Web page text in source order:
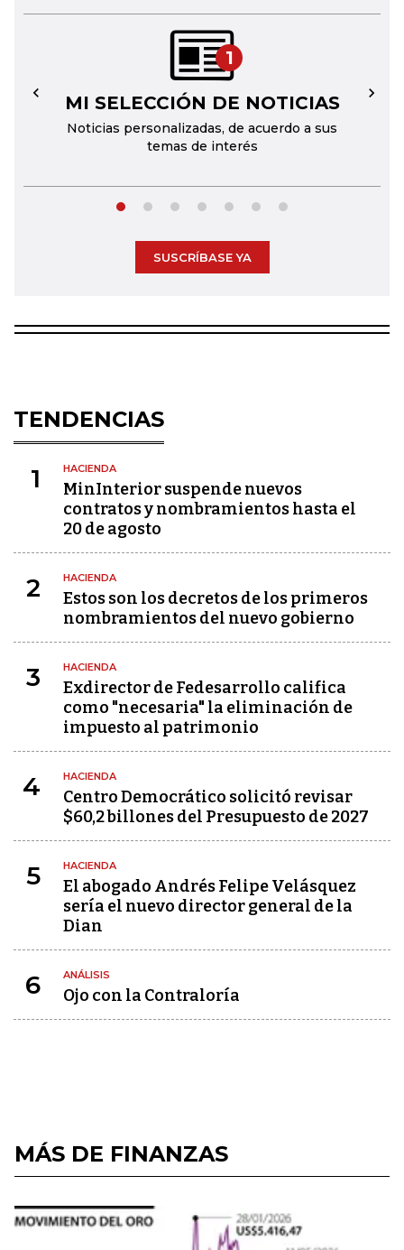
1
MI SELECCIÓN DE NOTICIAS
Noticias personalizadas, de acuerdo a sus
temas de interés
← →
SUSCRÍBASE YA
TENDENCIAS
1 HACIENDA
MinInterior suspende nuevos
contratos y nombramientos hasta el
20 de agosto
2 HACIENDA
Estos son los decretos de los primeros
nombramientos del nuevo gobierno
3 HACIENDA
Exdirector de Fedesarrollo califica
como "necesaria" la eliminación de
impuesto al patrimonio
4 HACIENDA
Centro Democrático solicitó revisar
$60,2 billones del Presupuesto de 2027
5 HACIENDA
El abogado Andrés Felipe Velásquez
sería el nuevo director general de la
Dian
6 ANÁLISIS
Ojo con la Contraloría
MÁS DE FINANZAS